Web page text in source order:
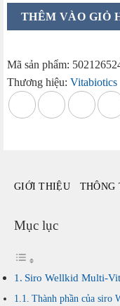
Vitamin
150ml
của
THÊM VÀO GIỎ
Mã sản phẩm:
Thương hiệu: Vitabiotics
GIỚI THIỆU THÔNG
Mục lục
Siro Wellkid Multi-
Thành phần của